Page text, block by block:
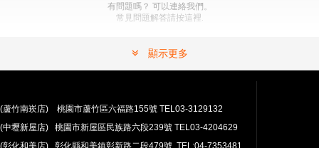
有問題嗎？ 可以連絡我們。
常見問題解答請按這裡.
安心購買
顯示更多
(蘆竹南崁店) 桃園市蘆竹區六福路155號 TEL03-3129132
(中壢新屋店) 桃園市新屋區民族路六段239號 TEL03-4204629
(彰化和美店) 彰化縣和美鎮彰新路二段479號 TEL:04-7353481